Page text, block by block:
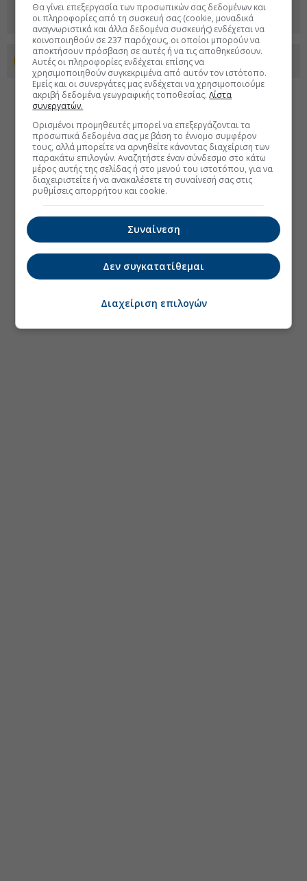
Προσθέστε το euro2day.gr στο Discover
Θα γίνει επεξεργασία των προσωπικών σας δεδομένων και
οι πληροφορίες από τη συσκευή σας (cookie, μοναδικά
αναγνωριστικά και άλλα δεδομένα συσκευής) ενδέχεται να
κοινοποιηθούν σε 237 παρόχους, οι οποίοι μπορούν να
αποκτήσουν πρόσβαση σε αυτές ή να τις αποθηκεύσουν.
Αυτές οι πληροφορίες ενδέχεται επίσης να
χρησιμοποιηθούν συγκεκριμένα από αυτόν τον ιστότοπο.
Εμείς και οι συνεργάτες μας ενδέχεται να χρησιμοποιούμε
ακριβή δεδομένα γεωγραφικής τοποθεσίας.Λίστα
συνεργατών.
Ορισμένοι προμηθευτές μπορεί να επεξεργάζονται τα
προσωπικά δεδομένα σας με βάση το έννομο συμφέρον
τους, αλλά μπορείτε να αρνηθείτε κάνοντας διαχείριση των
παρακάτω επιλογών. Αναζητήστε έναν σύνδεσμο στο κάτω
μέρος αυτής της σελίδας ή στο μενού του ιστοτόπου, για να
διαχειριστείτε ή να ανακαλέσετε τη συναίνεσή σας στις
ρυθμίσεις απορρήτου και cookie.
Συναίνεση
Δεν συγκατατίθεμαι
Διαχείριση επιλογών